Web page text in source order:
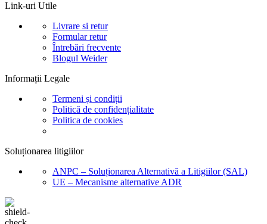
Link-uri Utile
Livrare si retur
Formular retur
Întrebări frecvente
Blogul Weider
Informații Legale
Termeni și condiții
Politică de confidențialitate
Politica de cookies
Soluționarea litigiilor
ANPC – Soluționarea Alternativă a Litigiilor (SAL)
UE – Mecanisme alternative ADR